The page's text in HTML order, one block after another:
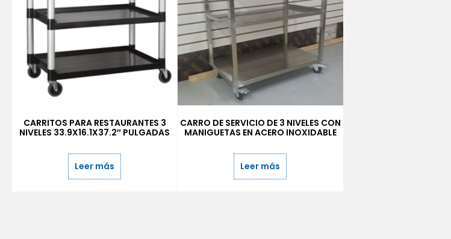
CARRITOS PARA RESTAURANTES 3
NIVELES 33.9X16.1X37.2″ PULGADAS
Leer más
CARRO DE SERVICIO DE 3 NIVELES CON
MANIGUETAS EN ACERO INOXIDABLE
Leer más